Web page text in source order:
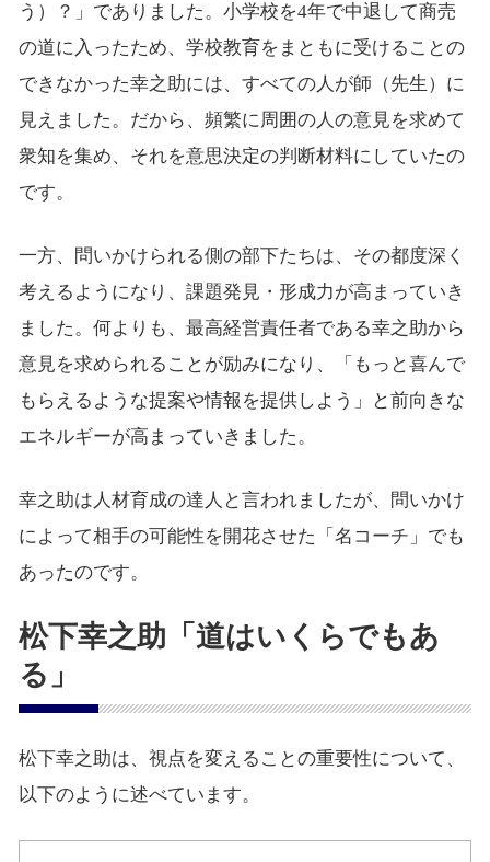
う）？」でありました。小学校を4年で中退して商売
の道に入ったため、学校教育をまともに受けることの
できなかった幸之助には、すべての人が師（先生）に
見えました。だから、頻繁に周囲の人の意見を求めて
衆知を集め、それを意思決定の判断材料にしていたの
です。
一方、問いかけられる側の部下たちは、その都度深く
考えるようになり、課題発見・形成力が高まっていき
ました。何よりも、最高経営責任者である幸之助から
意見を求められることが励みになり、「もっと喜んで
もらえるような提案や情報を提供しよう」と前向きな
エネルギーが高まっていきました。
幸之助は人材育成の達人と言われましたが、問いかけ
によって相手の可能性を開花させた「名コーチ」でも
あったのです。
松下幸之助「道はいくらでもあ
る」
松下幸之助は、視点を変えることの重要性について、
以下のように述べています。